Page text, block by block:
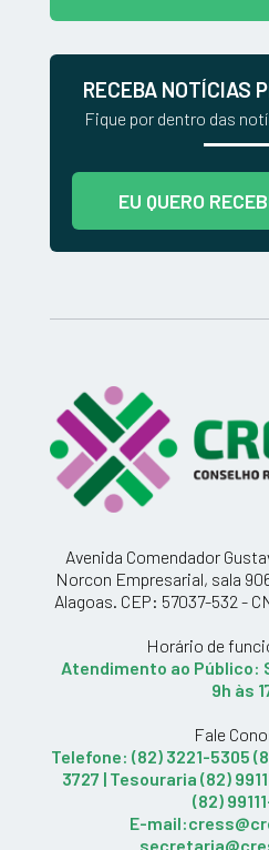
RECEBA NOTÍCIAS
Fique por dentro das
EU QUERO
Avenida Comendador
Norcon Empresarial, sala
Alagoas. CEP: 57037-532 -
Horário de
Atendimento ao Público:
9h às
Fale
Telefone: (82) 3221-5305
3727 | Tesouraria (82)
(82)
E-